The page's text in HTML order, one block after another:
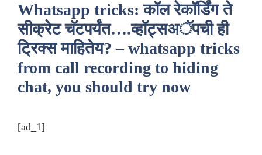
Whatsapp tricks: कॉल रेकॉर्डिंग ते
सीक्रेट चॅटपर्यंत….व्हॉट्सअॅपची ही
ट्रिक्स माहितेय? – whatsapp tricks
from call recording to hiding
chat, you should try now
[ad_1]